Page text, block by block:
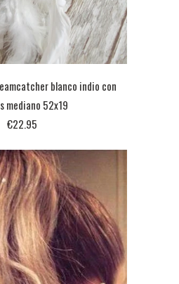
blanco indio con
mediano 52x19
€22.95